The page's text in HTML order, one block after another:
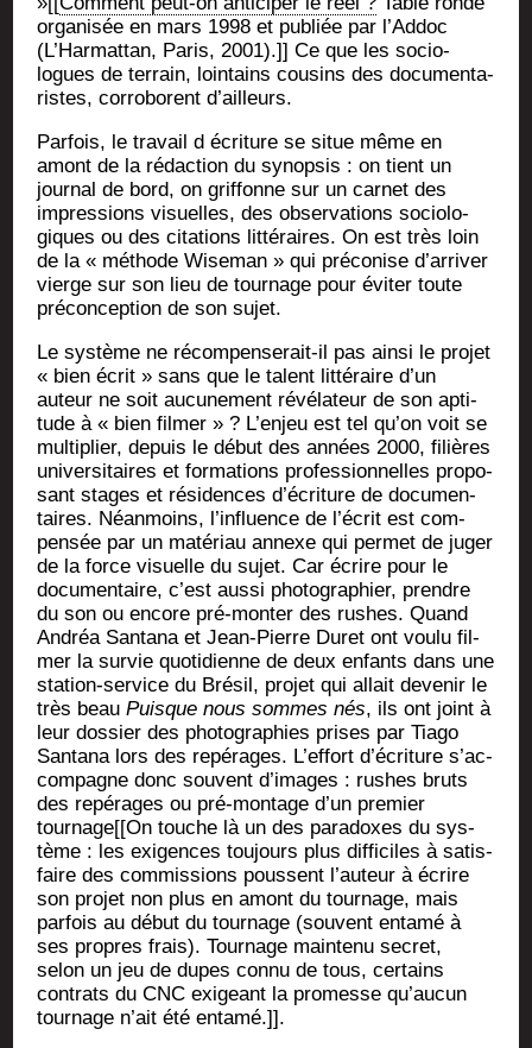
orga­ni­sée en mars 1998 et publiée par l’Ad­doc
(L’Har­mat­tan, Paris, 2001).]] Ce que les socio­
logues de ter­rain, loin­tains cou­sins des docu­men­ta­
ristes, cor­ro­borent d’ailleurs.
Par­fois, le tra­vail d écri­ture se situe même en
amont de la rédac­tion du synop­sis : on tient un
jour­nal de bord, on grif­fonne sur un car­net des
impres­sions visuelles, des obser­va­tions socio­lo­
giques ou des cita­tions lit­té­raires. On est très loin
de la « méthode Wise­man » qui pré­co­nise d’ar­ri­ver
vierge sur son lieu de tour­nage pour évi­ter toute
pré­con­cep­tion de son sujet.
Le sys­tème ne récom­pen­se­rait-il pas ain­si le pro­jet
« bien écrit » sans que le talent lit­té­raire d’un
auteur ne soit aucu­ne­ment révé­la­teur de son apti­
tude à « bien fil­mer » ? L’en­jeu est tel qu’on voit se
mul­ti­plier, depuis le début des années 2000, filières
uni­ver­si­taires et for­ma­tions pro­fes­sion­nelles pro­po­
sant stages et rési­dences d’é­cri­ture de docu­men­
taires. Néan­moins, l’in­fluence de l’é­crit est com­
pen­sée par un maté­riau annexe qui per­met de juger
de la force visuelle du sujet. Car écrire pour le
docu­men­taire, c’est aus­si pho­to­gra­phier, prendre
du son ou encore pré-mon­ter des rushes. Quand
Andréa San­ta­na et Jean-Pierre Duret ont vou­lu fil­
mer la sur­vie quo­ti­dienne de deux enfants dans une
sta­tion-ser­vice du Bré­sil, pro­jet qui allait deve­nir le
très beauPuisque nous sommes nés, ils ont joint à
leur dos­sier des pho­to­gra­phies prises par Tia­go
San­ta­na lors des repé­rages. L’effort d’é­cri­ture s’ac­
com­pagne donc sou­vent d’i­mages : rushes bruts
des repé­rages ou pré-mon­tage d’un pre­mier
tournage[[On touche là un des para­doxes du sys­
tème : les exi­gences tou­jours plus dif­fi­ciles à satis­
faire des com­mis­sions poussent l’au­teur à écrire
son pro­jet non plus en amont du tour­nage, mais
par­fois au début du tour­nage (sou­vent enta­mé à
ses propres frais). Tour­nage main­te­nu secret,
selon un jeu de dupes connu de tous, cer­tains
contrats du CNC exi­geant la pro­messe qu’au­cun
tour­nage n’ait été entamé.]].